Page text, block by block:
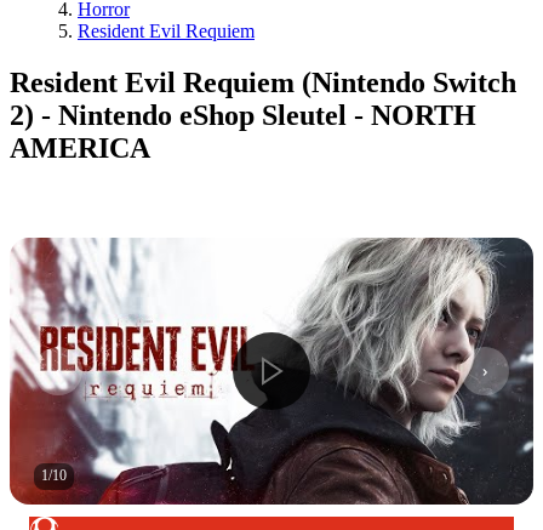
Horror
Resident Evil Requiem
Resident Evil Requiem (Nintendo Switch
2) - Nintendo eShop Sleutel - NORTH
AMERICA
1/10